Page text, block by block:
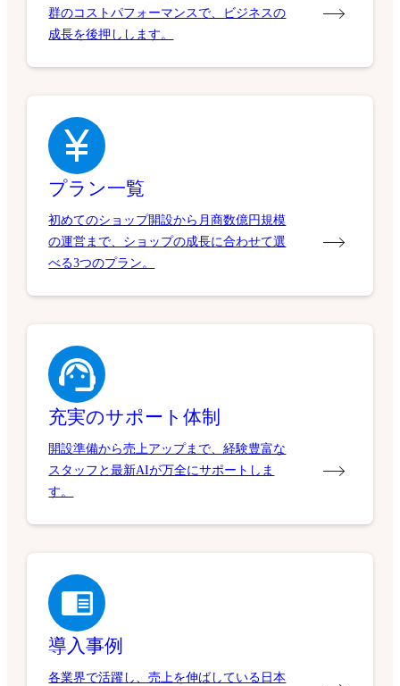
群のコストパフォーマンスで、ビジネスの
成長を後押しします。
プラン一覧
初めてのショップ開設から月商数億円規模
の運営まで、ショップの成長に合わせて選
べる3つのプラン。
充実のサポート体制
開設準備から売上アップまで、経験豊富な
スタッフと最新AIが万全にサポートしま
す。
導入事例
各業界で活躍し、売上を伸ばしている日本